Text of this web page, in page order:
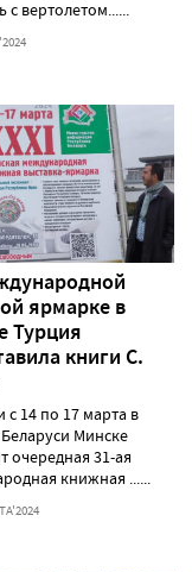
с вертолетом......
ярмарке в
Турция
книги С.
с 14 по 17 марта в
Минске
очередная 31-ая
книжная ......